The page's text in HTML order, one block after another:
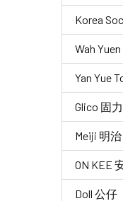
Korea
Wah
Yan Yue
Glico 固
Meiji 明治
ON KEE
Doll 公仔